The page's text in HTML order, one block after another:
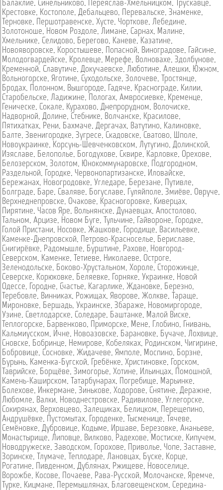
Балаклие, Синельниково, Переяслав-Хмельницком, Трускавце,
Крестовке, Костополе, Дебальцево, Перевальске, Знаменке,
Терновке, Першотравенске, Хусте, Чорткове, Лебедине,
Золотоноше, Новом Роздоле, Лимане, Сарнах, Малине,
Хмельнике, Селидово, Берегово, Каневе, Казатине,
Новояворовске, Коростышеве, Попасной, Виноградове, Гайсине,
Молодогвардейске, Кролевце, Мерефе, Волновахе, Здолбунове,
Кременной, Славутиче, Докучаевске, Люботине, Алешки, Южном,
Вольногорске, Яготине, Суходольске, Золочеве, Тростянце,
Бродах, Полонном, Вышгороде, Гадяче, Краснограде, Килии,
Старобельске, Ладижине, Пологах, Амвросиевке, Кременце,
Геническе, Сокале, Курахово, Днепрорудном, Волочиске,
Надворной, Долине, Стебнике, Волчанске, Красилове,
Пятихатках, Рени, Бахмаче, Дергачах, Ватутино, Калиновке,
Балте, Звенигородке, Зугресе, Скадовске, Сватово, Шполе,
Новоукраинке, Корсунь-Шевченковском, Лутугино, Долинской,
Изяславе, Белополье, Богодухове, Сквире, Карловке, Орехове,
Белозерском, Золотом, Юнокоммунаровске, Подгородном,
Раздельной, Городке, Червонопартизанске, Иловайске,
Бережанах, Новогродовке, Угледаре, Березане, Путивле,
Болграде, Баре, Сваляве, Богуславе, Гуляйполе, Змиёве, Овруче,
Верхнеднепровске, Очакове, Красногоровке, Киверцах,
Пирятине, Часов Яре, Вольнянске, Дунаевцах, Апостолово,
Тальном, Арцизе, Новом Буге, Тульчине, Гайвороне, Городке,
Голой Пристани, Носовке, Жашкове, Городище, Васильевке,
Каменке-Днепровской, Петрово-Красноселье, Бериславе,
Снигирёвке, Радомышле, Бурштине, Рахове, Новгород-
Северском, Каменке, Тетиеве, Николаеве, Остроге,
Зеленодольске, Боково-Хрустальном, Хороле, Сторожинце,
Северске, Корюковке, Беляевке, Горняке, Украинке, Новой
Одессе, Городне, Счастье, Кагарлике, Ждановке, Березно,
Теребовле, Винниках, Рожищах, Яворове, Жолкве, Тараще,
Мироновке, Бершадь, Украинске, Збараже, Новомиргороде,
Узине, Светлодарске, Соледаре, Баштанке, Малой Виске,
Теплогорске, Барвенково, Приморске, Мене, Глобино, Гнивань,
Кальмиусском, Ичне, Новоазовске, Барановке, Бучаче, Лохвице,
Сновске, Бобринце, Немирове, Кобеляках, Родинском, Чигирине,
Бобровице, Сосновке, Жидачеве, Ямполе, Моспино, Борзне,
Бурынь, Каменка-Бугской, Гребёнке, Христиновке, Горском,
Таврийске, Борщёве, Зимогорье, Хотине, Ильинцах, Помошной,
Камень-Каширском, Татарбунарах, Погребище, Марьинке,
Болехове, Инкермане, Зинькове, Ходорове, Снятине, Деражне,
Любомле, Валки, Новоднестровске, Радивилове, Углегорске,
Сокирянах, Верховцево, Залещиках, Белицком, Перещепино,
Андрушёвке, Пустомытах, Городенке, Тысменице, Тячеве,
Семёновке, Дубровице, Кодыме, Иршаве, Березовке, Ананьеве,
Монастырище, Липовце, Вилково, Радехове, Мостиске, Кипучем,
Новодружеске, Заводском, Горохове, Приволье, Чопе, Заставне,
Зоринске, Тлумаче, Теплодаре, Лановцах, Буске, Корце,
Рогатине, Пивденном, Дублянах, Ржищеве, Новоселице,
Ворожбе, Косове, Почаеве, Рава-Русской, Молочанске, Яремче,
Турке, Кицмане, Перемышлянах, Благовещенском, Середина-